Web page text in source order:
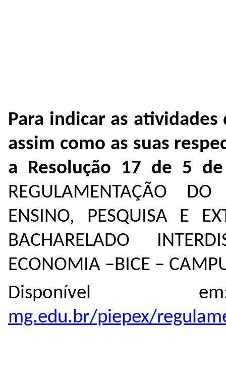
Para indicar as
assim como as suas
a Resolução 17 de 5
REGULAMENTAÇÃO
ENSINO, PESQUISA E
BACHARELADO
ECONOMIA –BICE –
mg.edu.br/piepex/